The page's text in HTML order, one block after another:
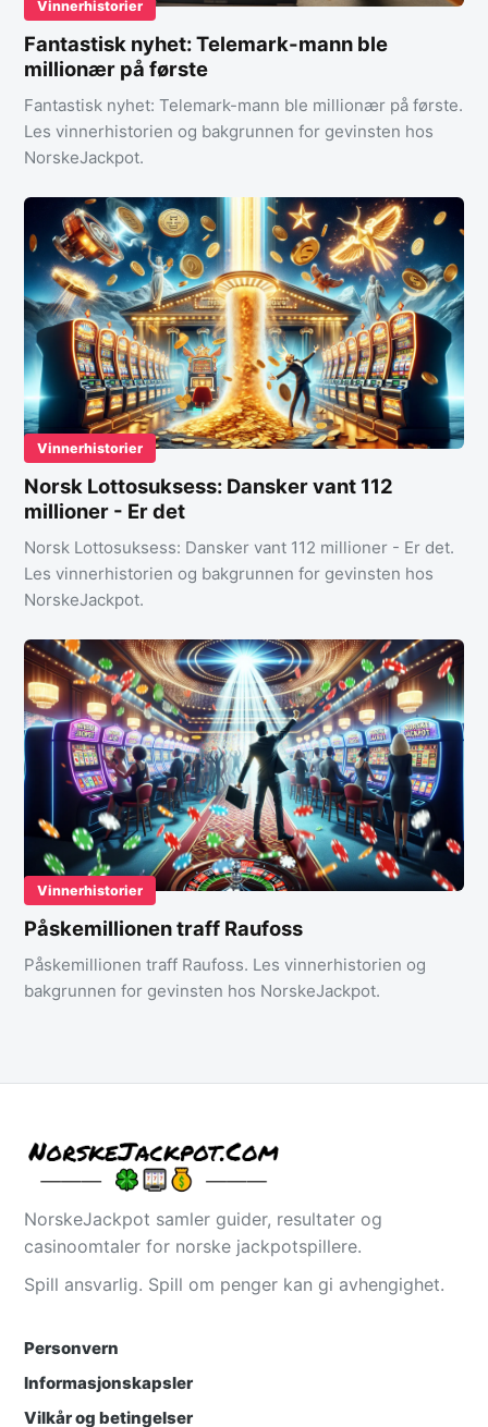
Vinnerhistorier
Fantastisk nyhet: Telemark-mann ble
millionær på første
Fantastisk nyhet: Telemark-mann ble millionær på første.
Les vinnerhistorien og bakgrunnen for gevinsten hos
NorskeJackpot.
Vinnerhistorier
Norsk Lottosuksess: Dansker vant 112
millioner - Er det
Norsk Lottosuksess: Dansker vant 112 millioner - Er det.
Les vinnerhistorien og bakgrunnen for gevinsten hos
NorskeJackpot.
Vinnerhistorier
Påskemillionen traff Raufoss
Påskemillionen traff Raufoss. Les vinnerhistorien og
bakgrunnen for gevinsten hos NorskeJackpot.
NorskeJackpot samler guider, resultater og
casinoomtaler for norske jackpotspillere.
Spill ansvarlig. Spill om penger kan gi avhengighet.
Personvern
Informasjonskapsler
Vilkår og betingelser